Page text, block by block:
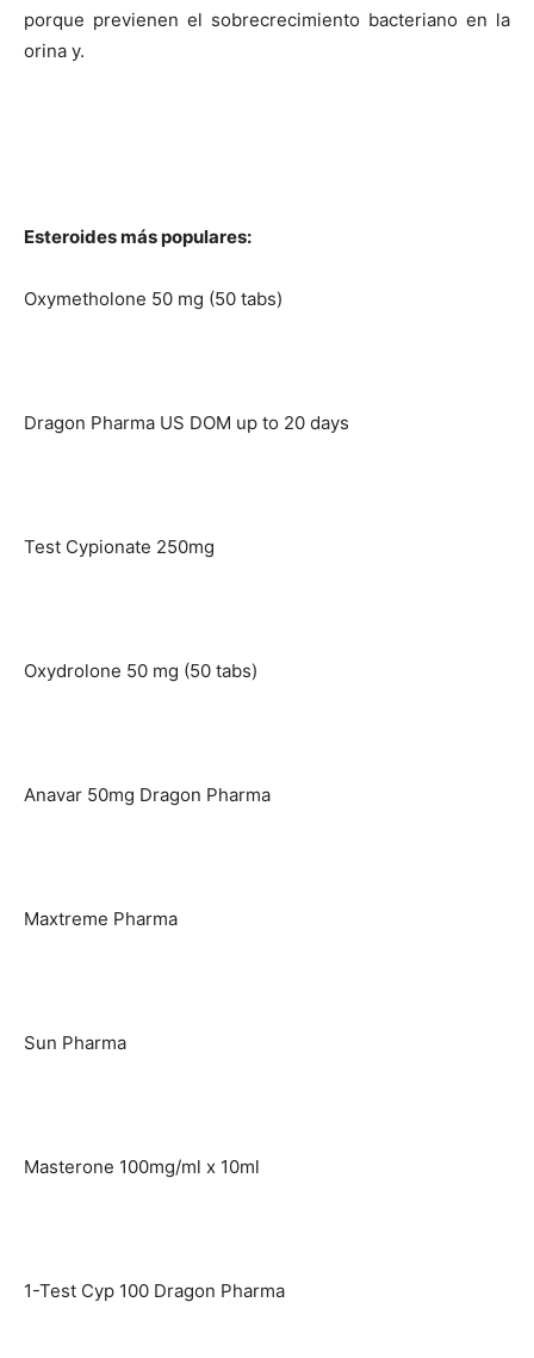
porque previenen el sobrecrecimiento bacteriano en la
orina y.
Esteroides más populares:
Oxymetholone 50 mg (50 tabs)
Dragon Pharma US DOM up to 20 days
Test Cypionate 250mg
Oxydrolone 50 mg (50 tabs)
Anavar 50mg Dragon Pharma
Maxtreme Pharma
Sun Pharma
Masterone 100mg/ml x 10ml
1-Test Cyp 100 Dragon Pharma